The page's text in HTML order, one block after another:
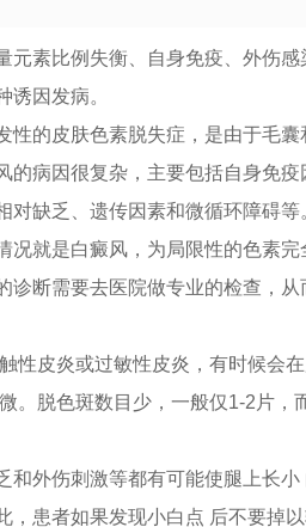
素比例失衡、自身免疫、外伤
因发病。
的皮肤色素脱失症，是由于毛囊
的病因很复杂，主要包括自身免
缺乏、遗传因素和微循环障碍等
就是白癜风，为局限性的色素完
断需要去医院做专业的检查，从
性皮炎或过敏性皮炎，有时候会
。脱色斑数目少，一般仅1-2片，
外伤刺激等都有可能使腿上长小
患者如果发现小白点 后不要掉